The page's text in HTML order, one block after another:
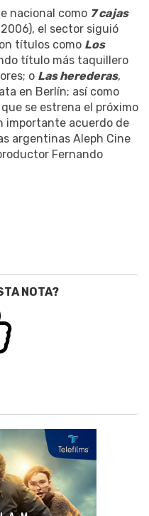
nacional como 7 cajas
el sector siguió
títulos como Los
título más taquillero
o Las herederas,
en Berlín; así como
se estrena el próximo
importante acuerdo de
argentinas Aleph Cine
Fernando
NOTA?